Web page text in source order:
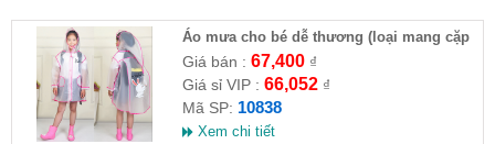
Áo mưa cho bé dễ thương (loại mang cặp
sách )
Giá bán : 67,400₫
Giá sỉ VIP : 66,052₫
Mã SP: 10838
Xem chi tiết